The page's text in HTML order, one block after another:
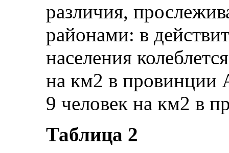
различия,
районами: в
населения
на км2 в провинции
9 человек на км2 в
Таблица 2